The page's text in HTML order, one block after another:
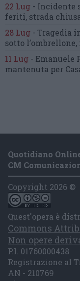
22 Lug - Incidente
feriti, strada
28 Lug - Tragedia
sotto l’ombrellone,
11 Lug - Emanuele
mantenuta per
Quotidiano
CM
Copyright 2026 ©
Quest'opera è
Commons
Non opere
P.I. 01760000438
Registrazione al
AN - 210769